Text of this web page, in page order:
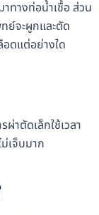
ทางท่อน้ำเชื้อ ส่วน
ย์จะผูกและตัด
อดแต่อย่างใด
าตัดเล็กใช้เวลา
เจ็บมาก